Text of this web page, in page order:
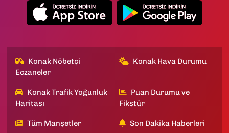
Konak Nöbetçi
Eczaneler
Konak Hava Durumu
Konak Trafik Yoğunluk
Haritası
Puan Durumu ve
Fikstür
Tüm Manşetler Son Dakika Haberleri